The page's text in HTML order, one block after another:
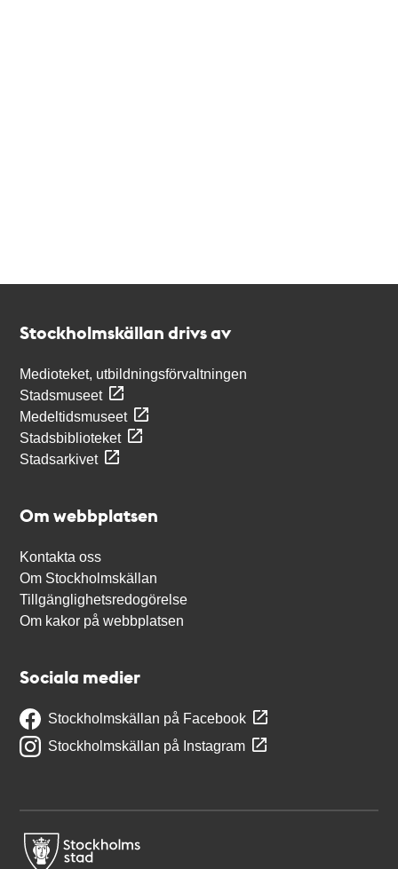
Stockholmskällan drivs av
Medioteket, utbildningsförvaltningen
Stadsmuseet
Medeltidsmuseet
Stadsbiblioteket
Stadsarkivet
Om webbplatsen
Kontakta oss
Om Stockholmskällan
Tillgänglighetsredogörelse
Om kakor på webbplatsen
Sociala medier
Stockholmskällan på Facebook
Stockholmskällan på Instagram